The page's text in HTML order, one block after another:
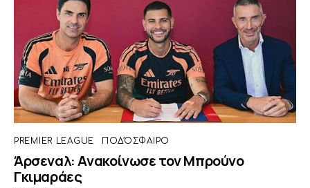
PREMIER LEAGUE ΠΟΔΌΣΦΑΙΡΟ
Άρσεναλ: Ανακοίνωσε τον Μπρούνο
Γκιμαράες